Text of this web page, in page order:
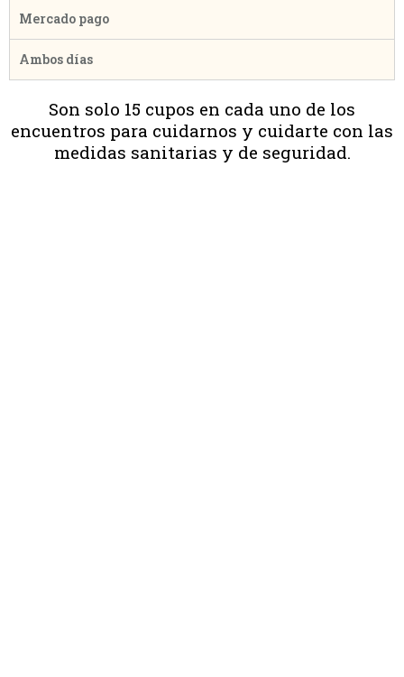
Mercado pago
Ambos días
Son solo 15 cupos en cada uno de los
encuentros para cuidarnos y cuidarte con las
medidas sanitarias y de seguridad.